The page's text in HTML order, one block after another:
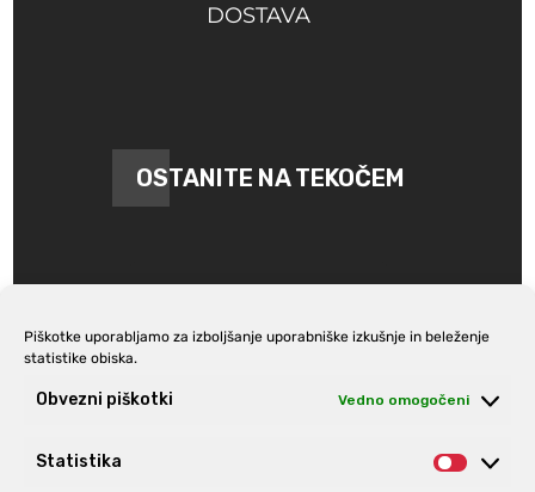
Piškotke uporabljamo za izboljšanje uporabniške izkušnje in beleženje
statistike obiska.
Obvezni piškotki Vedno omogočeni
Statistika
DOSTAVA
OSTANITE NA TEKOČEM